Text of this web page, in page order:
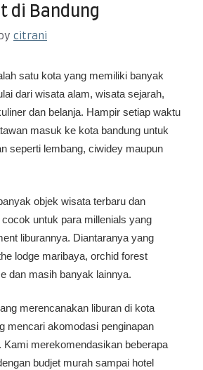
di Bandung
by citrani
satu kota yang memiliki banyak
dari wisata alam, wisata sejarah,
dan belanja. Hampir setiap waktu
masuk ke kota bandung untuk
seperti lembang, ciwidey maupun
objek wisata terbaru dan
untuk para millenials yang
liburannya. Diantaranya yang
lodge maribaya, orchid forest
dan masih banyak lainnya.
merencanakan liburan di kota
mencari akomodasi penginapan
Kami merekomendasikan beberapa
budjet murah sampai hotel